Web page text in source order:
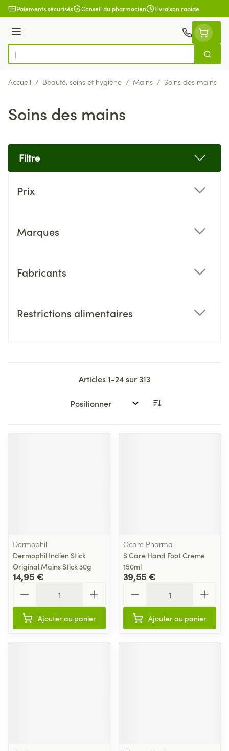
Aller au contenu
Paiements sécurisés Conseil du pharmacien Livraison rapide
Menu
Rechercher
Accueil / Beauté, soins et hygiène / Mains / Soins des mains
Soins des mains
Filtre
Prix
Marques
Fabricants
Restrictions alimentaires
Articles1-24sur313
Trier par:
Dermophil
Dermophil Indien Stick
Original Mains Stick 30g
14,95 €
Ajouter au panier
Ocare Pharma
S Care Hand Foot Creme
150ml
39,55 €
Ajouter au panier